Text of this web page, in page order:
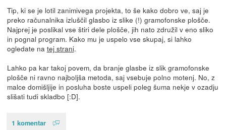
Tip, ki se je lotil zanimivega projekta, to še kako dobro ve, saj je
preko računalnika izluščil glasbo iz slike (!) gramofonske plošče.
Najprej je poslikal vse štiri dele plošče, jih nato združil v eno sliko
in pognal program. Kako mu je uspelo vse skupaj, si lahko
ogledate na tej strani.
Lahko pa kar takoj povem, da branje glasbe iz slik gramofonske
plošče ni ravno najboljša metoda, saj vsebuje polno motenj. No, z
malce domišljije in posluha boste uspeli poleg šuma nekje v ozadju
slišati tudi skladbo [:D].
1 komentar